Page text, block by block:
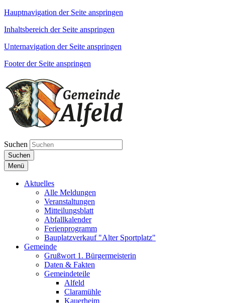
Hauptnavigation der Seite anspringen
Inhaltsbereich der Seite anspringen
Unternavigation der Seite anspringen
Footer der Seite anspringen
Suchen
Suchen
Menü
Aktuelles
Alle Meldungen
Veranstaltungen
Mitteilungsblatt
Abfallkalender
Ferienprogramm
Bauplatzverkauf "Alter Sportplatz"
Gemeinde
Grußwort 1. Bürgermeisterin
Daten & Fakten
Gemeindeteile
Alfeld
Claramühle
Kauerheim